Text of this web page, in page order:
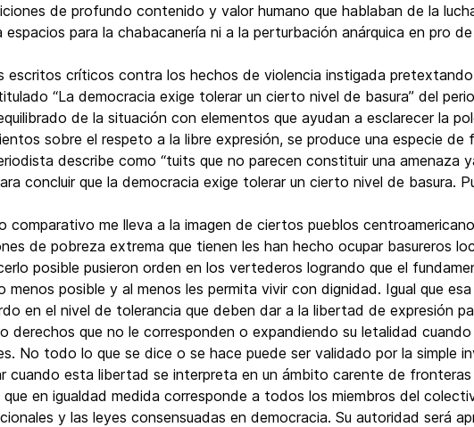
de profundo contenido y valor humano que hablaban de la
espacios para la chabacanería ni a la perturbación anárquica en pro
escritos críticos contra los hechos de violencia instigada
“La democracia exige tolerar un cierto nivel de basura” del
de la situación con elementos que ayudan a esclarecer la
sobre el respeto a la libre expresión, se produce una especie
describe como “tuits que no parecen constituir una amenaza
concluir que la democracia exige tolerar un cierto nivel de basura.
comparativo me lleva a la imagen de ciertos pueblos
de pobreza extrema que tienen les han hecho ocupar basureros
posible pusieron orden en los vertederos logrando que el
menos posible y al menos les permita vivir con dignidad. Igual que
en el nivel de tolerancia que deben dar a la libertad de expresión
derechos que no le corresponden o expandiendo su letalidad
No todo lo que se dice o se hace puede ser validado por la simple
cuando esta libertad se interpreta en un ámbito carente de
en igualdad medida corresponde a todos los miembros del
y las leyes consensuadas en democracia. Su autoridad será